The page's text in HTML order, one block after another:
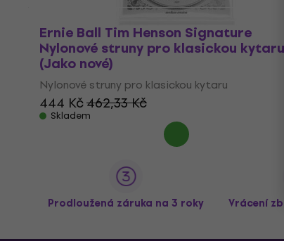
Ernie Ball Tim Henson Signature
Nylonové struny pro klasickou kytaru
(Jako nové)
Nylonové struny pro klasickou kytaru
444 Kč462,33 Kč
Skladem
Prodloužená záruka na 3 roky Vrácení